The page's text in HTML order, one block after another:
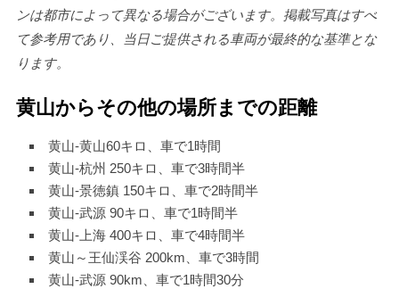
ンは都市によって異なる場合がございます。掲載写真はすべ
て参考用であり、当日ご提供される車両が最終的な基準とな
ります。
黄山からその他の場所までの距離
黄山-黄山60キロ、車で1時間
黄山-杭州 250キロ、車で3時間半
黄山-景徳鎮 150キロ、車で2時間半
黄山-武源 90キロ、車で1時間半
黄山-上海 400キロ、車で4時間半
黄山～王仙渓谷 200km、車で3時間
黄山-武源 90km、車で1時間30分